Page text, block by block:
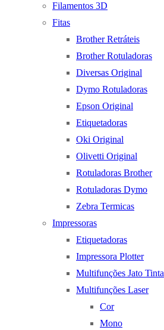
Filamentos 3D
Fitas
Brother Retráteis
Brother Rotuladoras
Diversas Original
Dymo Rotuladoras
Epson Original
Etiquetadoras
Oki Original
Olivetti Original
Rotuladoras Brother
Rotuladoras Dymo
Zebra Termicas
Impressoras
Etiquetadoras
Impressora Plotter
Multifunções Jato Tinta
Multifunções Laser
Cor
Mono